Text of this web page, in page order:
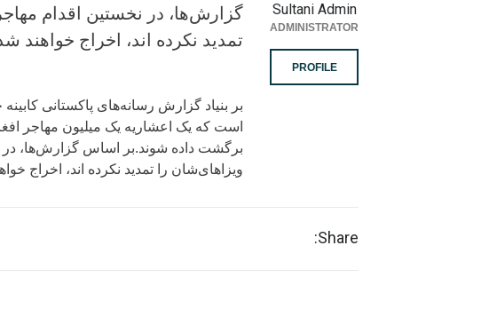
گزارش‌ها، در نخستین اقدام
تمدید نکرده اند، اخراج خواهند
بر بنیاد گزارش رسانه‌های پاکستانی
است که یک اعشاریه یک میلیون مهاجر
برگشت داده شوند.بر اساس گزارش‌ها، در
ویزاهای‌‌شان را تمدید نکرده اند، اخراج
Sultani Admin
ADMINISTRATOR
PROFILE
Share: